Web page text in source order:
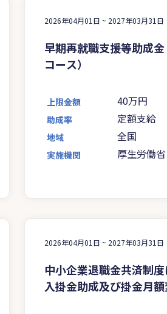
2026年04月01日 ~ 2027年03月31日
早期再就職支援等助成
コース）
上限金額 40万円
助成率 定額支給
地域 全国
実施機関 厚生労働省
2026年04月01日 ~ 2027年03月31日
中小企業退職金共済制
入掛金助成及び掛金月